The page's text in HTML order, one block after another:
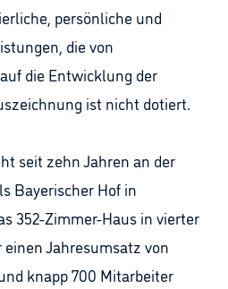
persönliche und
die von
die Entwicklung der
ist nicht dotiert.
seit zehn Jahren an der
Bayerischer Hof in
352-Zimmer-Haus in vierter
Jahresumsatz von
knapp 700 Mitarbeiter